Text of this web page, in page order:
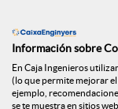
Información sobre
En Caja Ingenieros
(lo que permite mejorar
ejemplo,
se te muestra en sitios